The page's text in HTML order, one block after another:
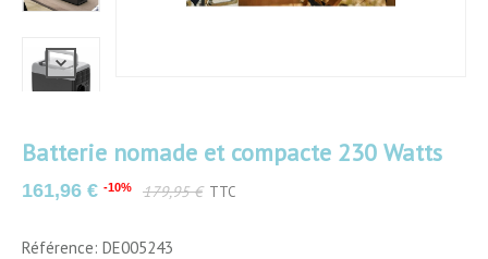
Batterie nomade et compacte 230 Watts
161,96 € -10% 179,95 € TTC
Référence: DE005243
Couleurs